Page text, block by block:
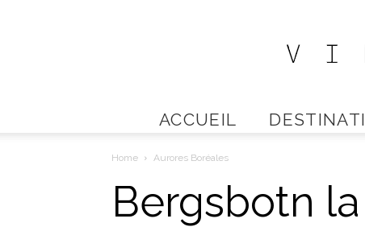
ACCUEIL
Home Aurores Boréales
Bergsbotn